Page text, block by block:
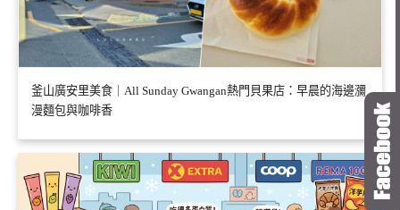
釜山廣安里美食｜All Sunday Gwangan熱門貝果店：早晨的海邊瀰
漫麵包與咖啡香